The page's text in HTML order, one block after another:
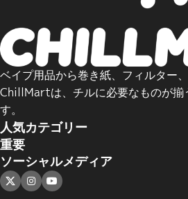
ベイプ用品から巻き紙、フィルター
ChillMartは、チルに必要なものが揃
す。
人気カテゴリー
重要
ソーシャルメディア